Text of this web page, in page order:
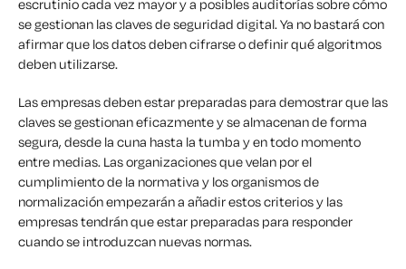
escrutinio cada vez mayor y a posibles auditorías sobre cómo
se gestionan las claves de seguridad digital. Ya no bastará con
afirmar que los datos deben cifrarse o definir qué algoritmos
deben utilizarse.
Las empresas deben estar preparadas para demostrar que las
claves se gestionan eficazmente y se almacenan de forma
segura, desde la cuna hasta la tumba y en todo momento
entre medias. Las organizaciones que velan por el
cumplimiento de la normativa y los organismos de
normalización empezarán a añadir estos criterios y las
empresas tendrán que estar preparadas para responder
cuando se introduzcan nuevas normas.